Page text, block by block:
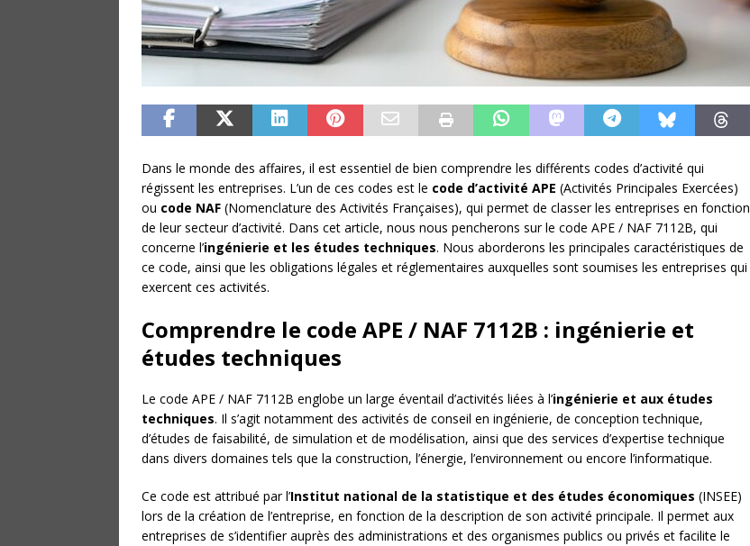
Dans le monde des affaires, il est essentiel de bien comprendre les différents codes d’activité qui
régissent les entreprises. L’un de ces codes est le code d’activité APE (Activités Principales Exercées)
ou code NAF (Nomenclature des Activités Françaises), qui permet de classer les entreprises en fonction
de leur secteur d’activité. Dans cet article, nous nous pencherons sur le code APE / NAF 7112B, qui
concerne l’ingénierie et les études techniques. Nous aborderons les principales caractéristiques de
ce code, ainsi que les obligations légales et réglementaires auxquelles sont soumises les entreprises qui
exercent ces activités.
Comprendre le code APE / NAF 7112B : ingénierie et
études techniques
Le code APE / NAF 7112B englobe un large éventail d’activités liées à l’ingénierie et aux études
techniques. Il s’agit notamment des activités de conseil en ingénierie, de conception technique,
d’études de faisabilité, de simulation et de modélisation, ainsi que des services d’expertise technique
dans divers domaines tels que la construction, l’énergie, l’environnement ou encore l’informatique.
Ce code est attribué par l’Institut national de la statistique et des études économiques (INSEE)
lors de la création de l’entreprise, en fonction de la description de son activité principale. Il permet aux
entreprises de s’identifier auprès des administrations et des organismes publics ou privés et facilite le